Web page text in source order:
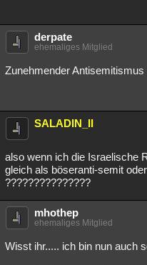
derpate
ehemaliges Mitglied
Zunehmender Antisemitismus
SALADIN_II
also wenn ich die Israelische
gleich als böseranti-semit
???????????????
mhothep
ehemaliges Mitglied
Wisst ihr..... ich bin nun auch